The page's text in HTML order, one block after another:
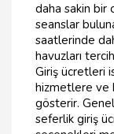
daha sakin bir
seanslar
saatlerinde
havuzları
Giriş ücretleri
hizmetlere ve
gösterir.
seferlik giriş